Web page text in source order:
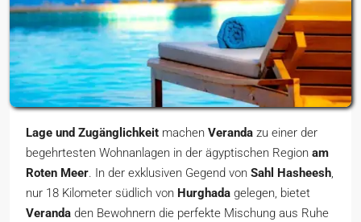
Lage und Zugänglichkeit machen Veranda zu einer der
begehrtesten Wohnanlagen in der ägyptischen Region am
Roten Meer. In der exklusiven Gegend von Sahl Hasheesh,
nur 18 Kilometer südlich von Hurghada gelegen, bietet
Veranda den Bewohnern die perfekte Mischung aus Ruhe